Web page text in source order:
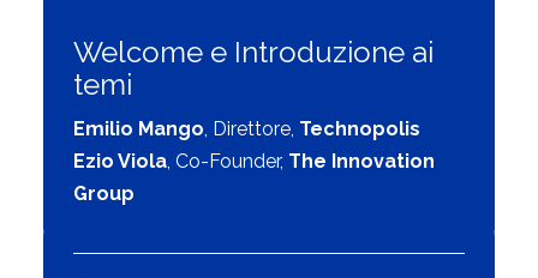
Welcome e Introduzione ai
temi
Emilio Mango, Direttore, Technopolis
Ezio Viola, Co-Founder, The Innovation
Group